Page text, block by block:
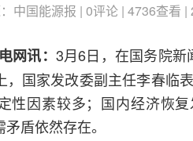
中国能源报 | 0评论 | 4736查看
网讯： 3月6日，在国务院新
，国家发改委副主任李春临
性因素较多；国内经济恢
盾依然存在。